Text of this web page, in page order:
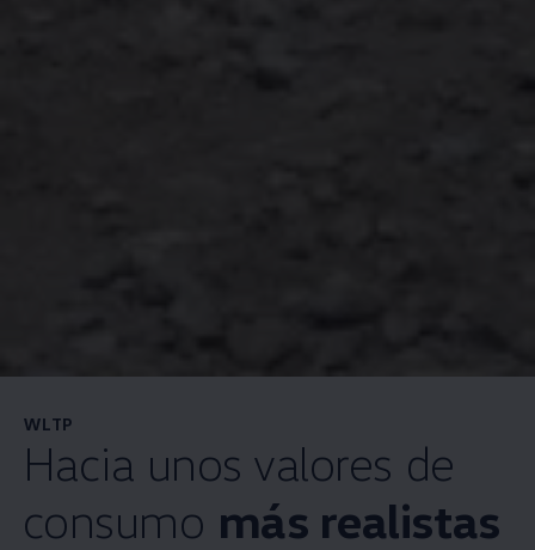
WLTP
Hacia unos valores de
consumo más realistas